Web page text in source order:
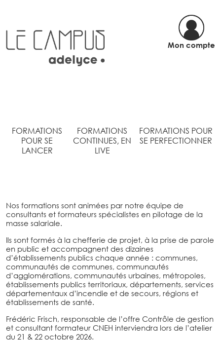
FORMATIONS
POUR SE
LANCER
FORMATIONS
CONTINUES, EN
LIVE
FORMATIONS POUR
SE PERFECTIONNER
Mon compte
Nos formations sont animées par notre équipe de
consultants et formateurs spécialistes en pilotage de la
masse salariale.
Ils sont formés à la chefferie de projet, à la prise de parole
en public et accompagnent des dizaines
d’établissements publics chaque année : communes,
communautés de communes, communautés
d’agglomérations, communautés urbaines, métropoles,
établissements publics territoriaux, départements, services
départementaux d’incendie et de secours, régions et
établissements de santé.
Frédéric Frisch, responsable de l’offre Contrôle de gestion
et consultant formateur CNEH interviendra lors de l’atelier
du 21 & 22 octobre 2026.